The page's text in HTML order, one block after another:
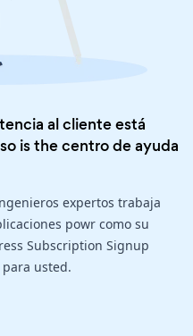
al cliente está
is thecentro de ayuda
expertos trabaja
powr como su
Subscription Signup
usted.